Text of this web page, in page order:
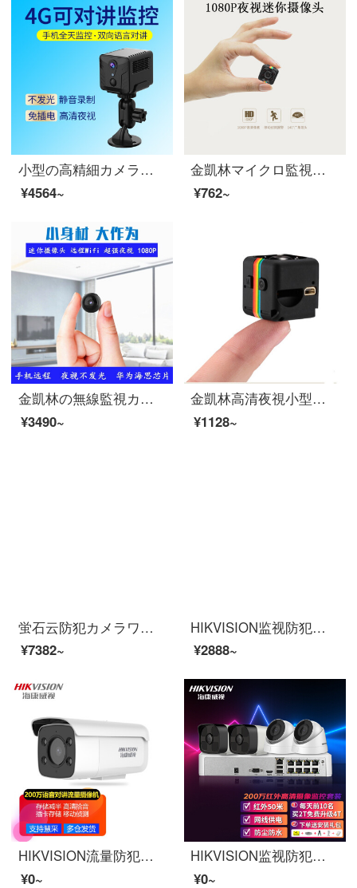
小型の高精細カメラ家庭用マイクロメッセージ針小型の空監視カメラの無線小型室外は4 gの携帯カードの電話カードの長距離の超長の待機撮影ヘッドの低消費電力＋wifiがなくて遠隔に監視することができます（32 Gメモリカード）
¥4564~
金凱林マイクロ監視針口空撮ヘッド高清微小家庭用カメラ夜視無線カメラミニ撮影ビデオ一体カメラの標準装備（メモリカードを含まない）
¥762~
金凱林の無線監視カメラの微小型のプラグインを免除して夜のテレビを挿入して光を出さないで監視カメラの家庭用の隠れた携帯電話の遠隔のミニミニカメラのビデオモニターの黒色の無線の高清+32 GTFカード
¥3490~
金凱林高清夜視小型小型カメラミニスポーツカメラ小型監視カメラ家庭用小型ビデオカメラ用ポケットサイズDVピンホール空眼撮影ヘッド黒の標準装備テープ8 G高速カード
¥1128~
蛍石云防犯カメラワイファイワイヤレスタ家计1080 pHD夜視スホリモノートで360°水平パノラマ防犯监视调査C 6 WIスパリア400万AI版ビディオラ+128 Gカード
¥7382~
HIKVISION监视防犯人カメラ200万400万500万HDラインイーターネティックテレビ室内半球スホリモで家庭用モニタイDS-2327 DWD-L 4 MM
¥2888~
HIKVISION流量防犯カードド监视家庭用HD夜間テレビ室外アウドゥイイインテファミリーモニルタ不要イルターネリングで【200万・标准版・サポート录音】2 T26 XM 6 mm
¥0~
HIKVISION监视防犯摄像机室外POE动力200万印机网络HD调查赤外线50米网线供电4路苏茨2 T硬盘
¥0~